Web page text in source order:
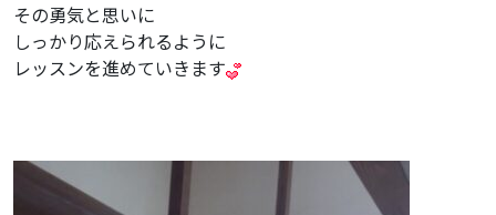
その勇気と思いに
しっかり応えられるように
レッスンを進めていきます